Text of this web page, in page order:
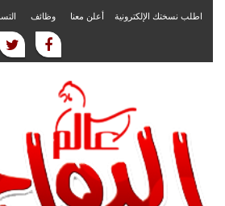
اطلب نسختك الإلكترونية أعلن معنا وظائف